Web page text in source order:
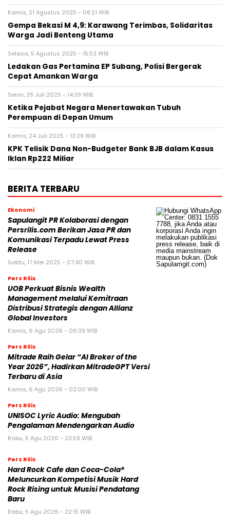
Kamis, 21 Agustus 2025 - 08:21 WIB
Gempa Bekasi M 4,9: Karawang Terimbas, Solidaritas
Warga Jadi Benteng Utama
Selasa, 5 Agustus 2025 - 15:53 WIB
Ledakan Gas Pertamina EP Subang, Polisi Bergerak
Cepat Amankan Warga
Senin, 28 Juli 2025 - 14:39 WIB
Ketika Pejabat Negara Menertawakan Tubuh
Perempuan di Depan Umum
Kamis, 24 Juli 2025 - 13:39 WIB
KPK Telisik Dana Non-Budgeter Bank BJB dalam Kasus
Iklan Rp222 Miliar
BERITA TERBARU
Ekonomi
Sapulangit PR Kolaborasi dengan
Persrilis.com Berikan Jasa PR dan
Komunikasi Terpadu Lewat Press
Release
Sabtu, 17 Mei 2025 - 07:40 WIB
Pers Rilis
UOB Perkuat Bisnis Wealth
Management melalui Kemitraan
Distribusi Strategis dengan Allianz
Global Investors
Kamis, 6 Agu 2026 - 06:39 WIB
Pers Rilis
Mitrade Raih Gelar “AI Broker of the
Year 2026”, Hadirkan MitradeGPT Versi
Terbaru di Asia
Kamis, 6 Agu 2026 - 02:00 WIB
Pers Rilis
UNISOC Lyric Audio: Mengubah
Pengalaman Mendengarkan Audio
Rabu, 5 Agu 2026 - 23:58 WIB
Pers Rilis
Hard Rock Cafe dan Coca-Cola®
Meluncurkan Kompetisi Musik Hard
Rock Rising untuk Musisi Pendatang
Baru
Rabu, 5 Agu 2026 - 22:15 WIB